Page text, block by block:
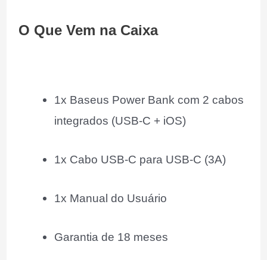
O Que Vem na Caixa
1x Baseus Power Bank com 2 cabos
integrados (USB-C + iOS)
1x Cabo USB-C para USB-C (3A)
1x Manual do Usuário
Garantia de 18 meses